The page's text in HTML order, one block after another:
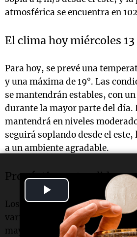
Video
atmosférica se encuentra en
El clima hoy miércoles 13
Para hoy, se prevé una
y una máxima de 19°. Las
se mantendrán estables, con
durante la mayor parte del día.
mantendrá en niveles
seguirá soplando desde el
a un ambiente agradable.
Pronóstico extendido
Los próximos días enRosario
variaciones en las
mayo, se espera una mínima